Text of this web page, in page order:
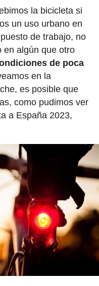
la bicicleta si
un uso urbano en
de trabajo, no
en algún que otro
de poca
en la
es posible que
como pudimos ver
a España 2023,